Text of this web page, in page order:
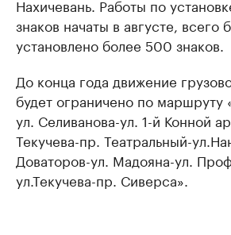
Нахичевань. Работы по
знаков начаты в августе, всего
установлено более 500 знаков.
До конца года движение
будет ограничено по
ул. Селиванова-ул. 1-й Конной
Текучева-пр. Театральный-
Доваторов-ул. Мадояна-ул.
ул.Текучева-пр. Сиверса».